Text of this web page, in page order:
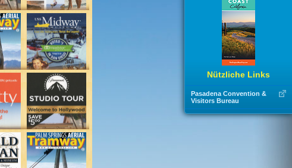
Nützliche Links
Pasadena Convention &
Visitors Bureau